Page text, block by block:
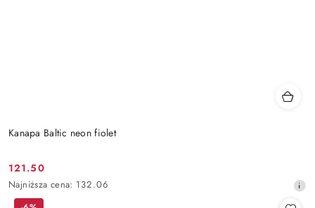
Kanapa Baltic neon fiolet
Cena
promocyjna:
121.50
Najniższa
cena
Najniższa cena: 132.06